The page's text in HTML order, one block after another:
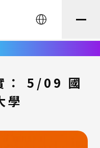
English
： 5/09 國
學